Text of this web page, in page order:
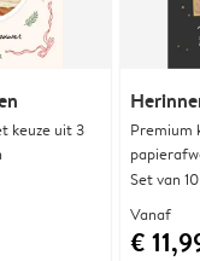
keuze uit 3
Premium
Set van
Vanaf
€